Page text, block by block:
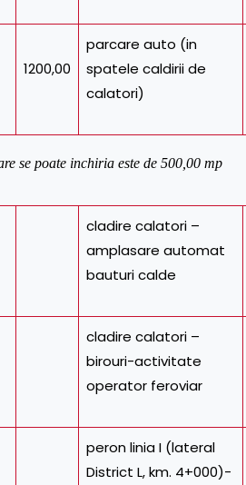
1200,00
parcare auto (in
spatele caldirii de
calatori)
se poate inchiria este de 500,00 mp
cladire calatori –
amplasare automat
bauturi calde
cladire calatori –
birouri-activitate
operator feroviar
peron linia I (lateral
District L, km. 4+000)-